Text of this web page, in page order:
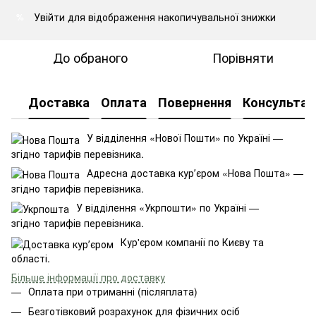
Увійти для відображення накопичувальної знижки
До обраного Порівняти
Доставка Оплата Повернення
У відділення «Нової Пошти» по Україні —
згідно тарифів перевізника.
Адресна доставка курʼєром «Нова Пошта» —
згідно тарифів перевізника.
У відділення «Укрпошти» по Україні —
згідно тарифів перевізника.
Кур'єром компанії по Києву та
області.
Більше інформації про доставку
Оплата при отриманні (післяплата)
Безготівковий розрахунок для фізичних осіб